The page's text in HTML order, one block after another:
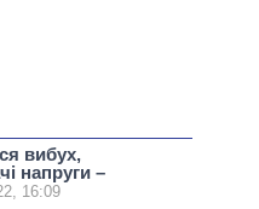
вибух,
напруги –
16:09